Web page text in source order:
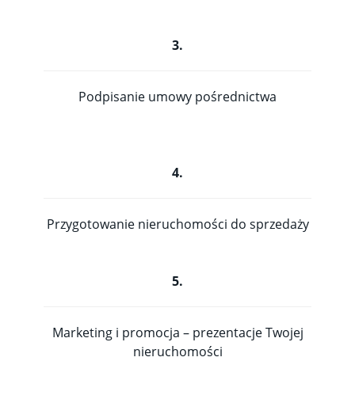
3.
Podpisanie umowy pośrednictwa
4.
Przygotowanie nieruchomości do sprzedaży
5.
Marketing i promocja – prezentacje Twojej
nieruchomości